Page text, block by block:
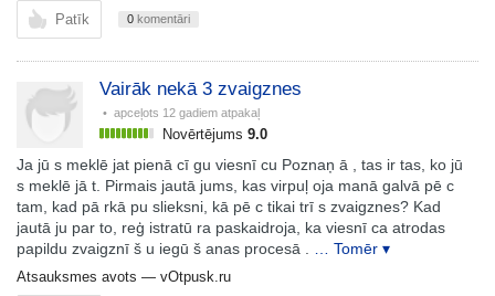
Patīk 0 komentāri
Vairāk nekā 3 zvaigznes
• apceļots 12 gadiem atpakaļ
Novērtējums 9.0
Ja jū s meklē jat pienā cī gu viesnī cu Poznaņ ā , tas ir tas, ko jū
s meklē jā t. Pirmais jautā jums, kas virpuļ oja manā galvā pē c
tam, kad pā rkā pu slieksni, kā pē c tikai trī s zvaigznes? Kad
jautā ju par to, reģ istratū ra paskaidroja, ka viesnī ca atrodas
papildu zvaigznī š u iegū š anas procesā .
… Tomēr ▾
Atsauksmes avots — vOtpusk.ru